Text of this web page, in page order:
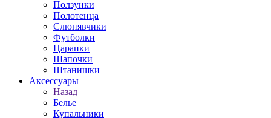
Ползунки
Полотенца
Слюнявчики
Футболки
Царапки
Шапочки
Штанишки
Аксессуары
Назад
Белье
Купальники